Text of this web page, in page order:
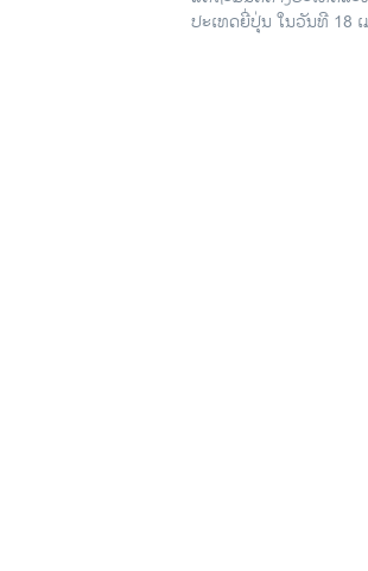
ປະເທດຍີ່ປຸ່ນ ໃນວັນທີ 18 ເ